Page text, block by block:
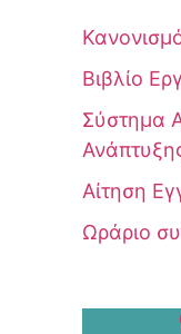
Βιβλίο
Σύστημα
Αίτηση
Ωράριο